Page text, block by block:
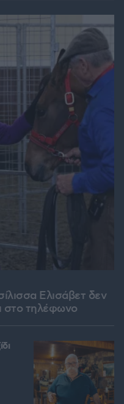
Ελισάβετ δεν
στο τηλέφωνο